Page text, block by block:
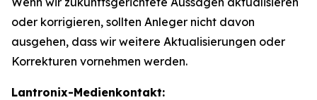
oder korrigieren, sollten Anleger nicht davon
ausgehen, dass wir weitere Aktualisierungen oder
Korrekturen vornehmen werden.
Lantronix-Medienkontakt: